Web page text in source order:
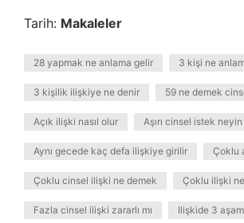
Tarih: Makaleler
28 yapmak ne anlama gelir 3 kişi ne
3 kişilik ilişkiye ne denir 59 ne demek
Açık ilişki nasıl olur Aşırı cinsel istek
Aynı gecede kaç defa ilişkiye girilir Çoklu
Çoklu cinsel ilişki ne demek Çoklu ilişki
Fazla cinsel ilişki zararlı mı Ilişkide 3